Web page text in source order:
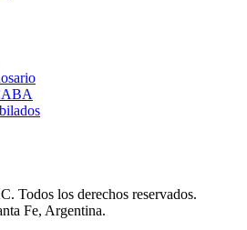
Todos los derechos reservados.
Fe, Argentina.